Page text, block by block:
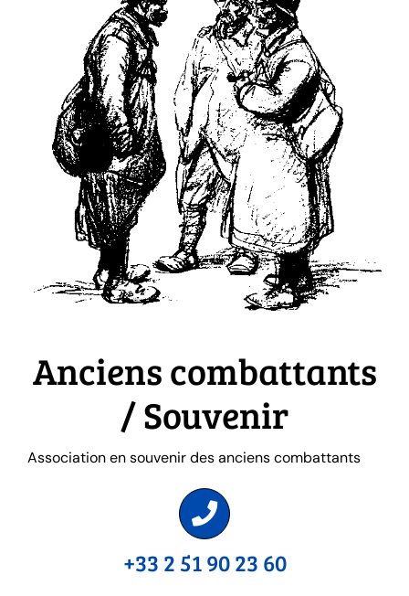
Anciens combattants
/ Souvenir
Association en souvenir des anciens combattants
+33 2 51 90 23 60